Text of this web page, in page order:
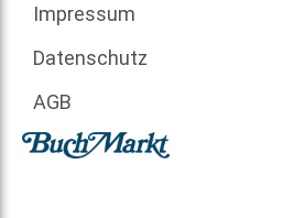
Impressum
Datenschutz
AGB